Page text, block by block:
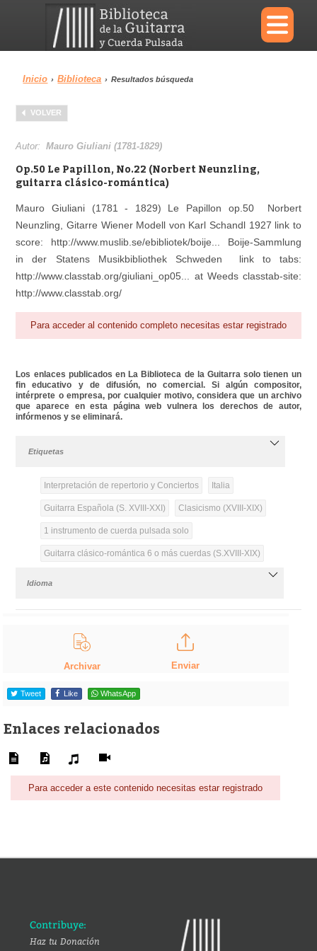
×
Menu
Biblioteca
Área personal Reproductor
Inicio › Biblioteca › Resultados búsqueda
VOLVER
Autor:Mauro Giuliani (1781-1829)
Op.50 Le Papillon, No.22 (Norbert Neunzling,
guitarra clásico-romántica)
Mauro Giuliani (1781 - 1829) Le Papillon op.50 Norbert
Neunzling, Gitarre Wiener Modell von Karl Schandl 1927 link to
score: http://www.muslib.se/ebibliotek/boije... Boije-Sammlung
in der Statens Musikbibliothek Schweden link to tabs:
http://www.classtab.org/giuliani_op05... at Weeds classtab-site:
http://www.classtab.org/
Para acceder al contenido completo necesitas estar registrado
Los enlaces publicados en La Biblioteca de la Guitarra solo tienen un
fin educativo y de difusión, no comercial. Si algún compositor,
intérprete o empresa, por cualquier motivo, considera que un archivo
que aparece en esta página web vulnera los derechos de autor,
infórmenos y se eliminará.
Etiquetas
Interpretación de repertorio y Conciertos Italia
Guitarra Española (S. XVIII-XXI) Clasicismo (XVIII-XIX)
1 instrumento de cuerda pulsada solo
Guitarra clásico-romántica 6 o más cuerdas (S.XVIII-XIX)
Idioma
Archivar Enviar
Tweet Like WhatsApp
Enlaces relacionados
Para acceder a este contenido necesitas estar registrado
Contribuye:
Haz tu Donación